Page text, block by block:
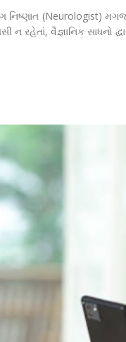
નિષ્ણાત (Neurologist)
રહેતાં, વૈજ્ઞાનિક સાધનો